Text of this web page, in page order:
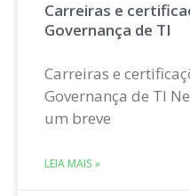
Carreiras e
Governança de TI
Carreiras e
Governança de TI
um breve
LEIA MAIS »